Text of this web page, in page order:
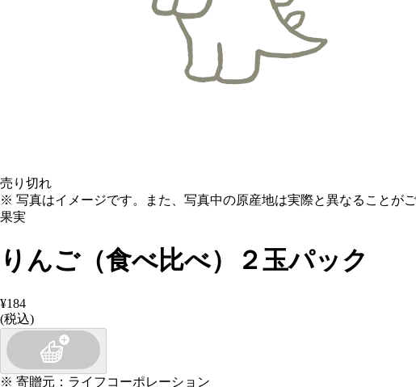
売り切れ
※ 写真はイメージです。また、写真中の原産地は実際と異なることが
果実
りんご（食べ比べ）２玉パック
¥184
(税込)
※ 寄贈元 ： ライフコーポレーション